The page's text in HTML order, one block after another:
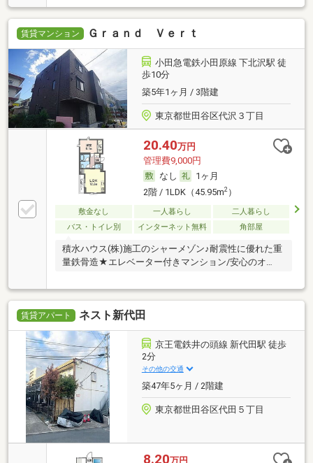
賃貸マンション Ｇｒａｎｄ Ｖｅｒｔ
小田急電鉄小田原線 下北沢駅 徒
歩10分
築5年1ヶ月 / 3階建
東京都世田谷区代沢３丁目
20.40万円
管理費9,000円
なし
1ヶ月
2階 / 1LDK（45.95m2）
敷金なし 一人暮らし
二人暮らし
バス・トイレ別
インターネット無料 角部屋
積水ハウス(株)施工のシャーメゾン♪耐震性に優れた重
量鉄骨造★エレベーター付きマンション/安心のオ…
賃貸アパート ネスト新代田
京王電鉄井の頭線 新代田駅 徒歩
2分
その他の交通
築47年5ヶ月 / 2階建
東京都世田谷区代田５丁目
8.20万円